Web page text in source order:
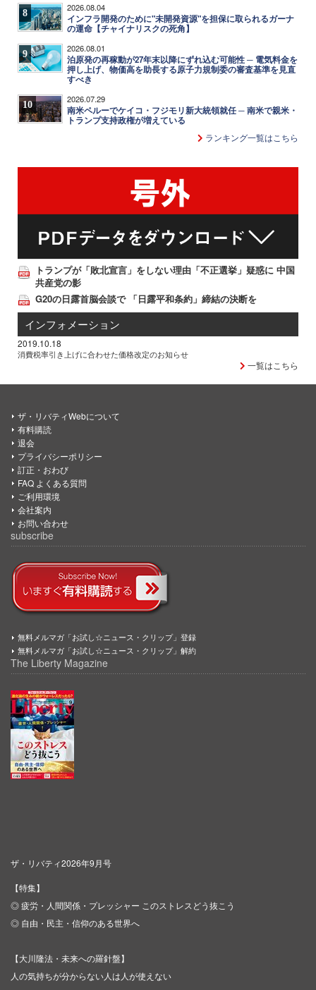
8 2026.08.04
インフラ開発のために"未開発資源"を担保に取られるガーナ
の運命【チャイナリスクの死角】
9 2026.08.01
泊原発の再稼動が27年末以降にずれ込む可能性 ─ 電気料金を
押し上げ、物価高を助長する原子力規制委の審査基準を見直
すべき
10 2026.07.29
南米ペルーでケイコ・フジモリ新大統領就任 ─ 南米で親米・
トランプ支持政権が増えている
ランキング一覧はこちら
トランプが「敗北宣言」をしない理由「不正選挙」疑惑に 中国
共産党の影
G20の日露首脳会談で 「日露平和条約」締結の決断を
インフォメーション
2019.10.18
消費税率引き上げに合わせた価格改定のお知らせ
一覧はこちら
ザ・リバティWebについて
有料購読
退会
プライバシーポリシー
訂正・おわび
FAQ よくある質問
ご利用環境
会社案内
お問い合わせ
subscribe
無料メルマガ「お試し☆ニュース・クリップ」登録
無料メルマガ「お試し☆ニュース・クリップ」解約
The Liberty Magazine
ザ・リバティ2026年9月号
【特集】
◎ 疲労・人間関係・プレッシャー このストレスどう抜こう
◎ 自由・民主・信仰のある世界へ
【大川隆法・未来への羅針盤】
人の気持ちが分からない人は人が使えない